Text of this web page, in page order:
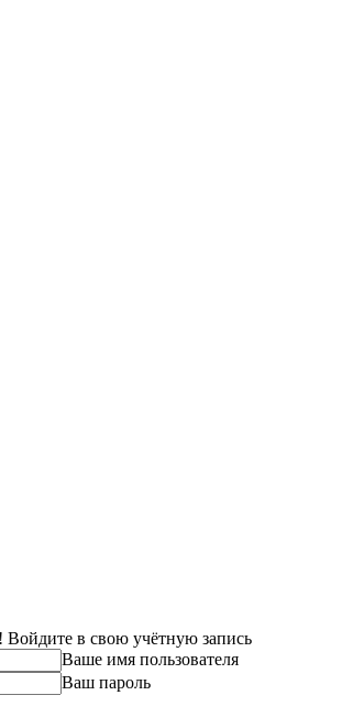
Войдите в свою учётную запись
Ваше имя пользователя
Ваш пароль